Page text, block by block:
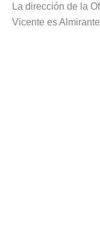
La dirección de la
Vicente es